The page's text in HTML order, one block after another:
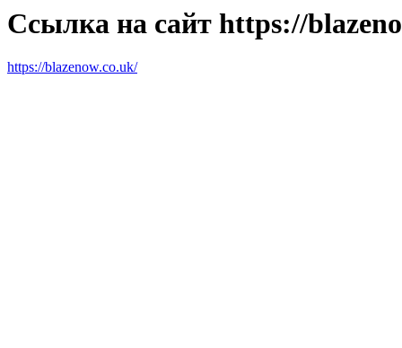
Ссылка на сайт https://
https://blazenow.co.uk/